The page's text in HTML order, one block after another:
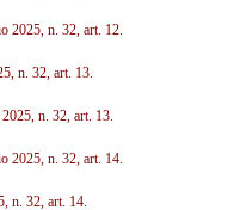
2025, n. 32, art. 12.
n. 32, art. 13.
n. 32, art. 13.
2025, n. 32, art. 14.
n. 32, art. 14.